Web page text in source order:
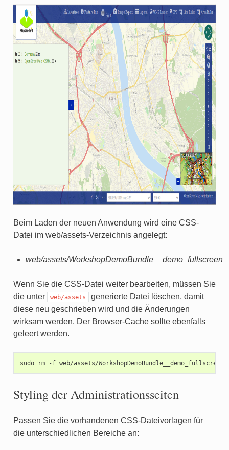
Beim Laden der neuen Anwendung wird eine CSS-
Datei im web/assets-Verzeichnis angelegt:
web/assets/
Wenn Sie die CSS-Datei weiter bearbeiten, müssen Sie
die unter
web/assets
generierte Datei löschen, damit
diese neu geschrieben wird und die Änderungen
wirksam werden. Der Browser-Cache sollte ebenfalls
geleert werden.
sudo rm -f
Styling der Administrationsseiten
Passen Sie die vorhandenen CSS-Dateivorlagen für
die unterschiedlichen Bereiche an: